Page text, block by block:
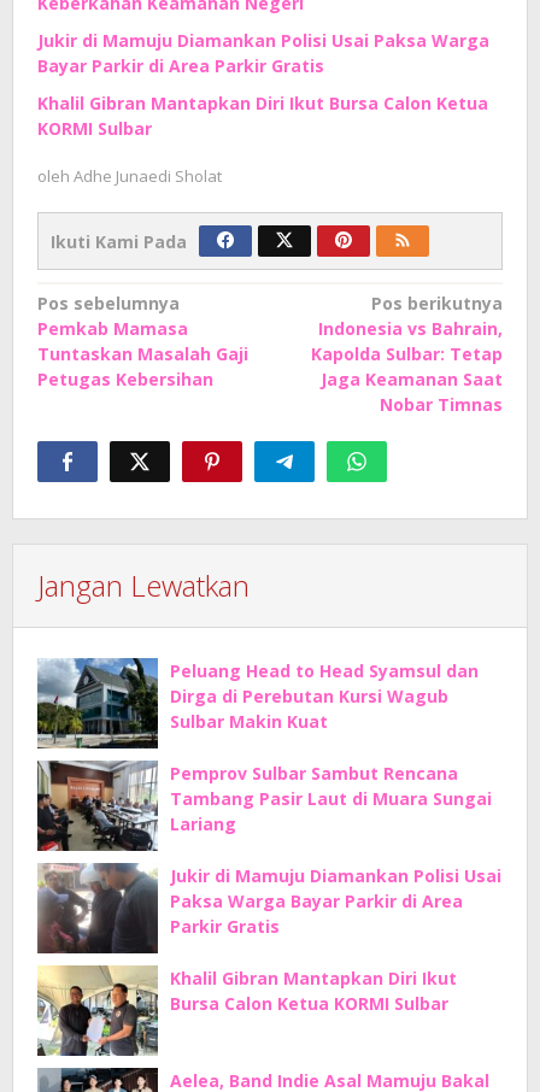
Jukir di Mamuju Diamankan Polisi Usai Paksa Warga
Bayar Parkir di Area Parkir Gratis
Khalil Gibran Mantapkan Diri Ikut Bursa Calon Ketua
KORMI Sulbar
oleh Adhe Junaedi Sholat
Ikuti Kami Pada
Navigasi
pos
Pos sebelumnya
Pemkab Mamasa
Tuntaskan Masalah Gaji
Petugas Kebersihan
Pos berikutnya
Indonesia vs Bahrain,
Kapolda Sulbar: Tetap
Jaga Keamanan Saat
Nobar Timnas
Jangan Lewatkan
Peluang Head to Head Syamsul dan
Dirga di Perebutan Kursi Wagub
Sulbar Makin Kuat
Pemprov Sulbar Sambut Rencana
Tambang Pasir Laut di Muara Sungai
Lariang
Jukir di Mamuju Diamankan Polisi Usai
Paksa Warga Bayar Parkir di Area
Parkir Gratis
Khalil Gibran Mantapkan Diri Ikut
Bursa Calon Ketua KORMI Sulbar
Aelea, Band Indie Asal Mamuju Bakal